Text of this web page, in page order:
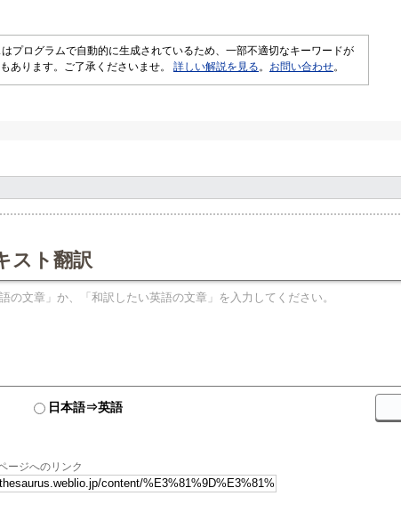
プログラムで自動的に生成されているため、一部不適切なキーワードが
あります。ご了承くださいませ。 詳しい解説を見る 。 お問い合わせ。
スト翻訳
日本語⇒英語
ージへのリンク